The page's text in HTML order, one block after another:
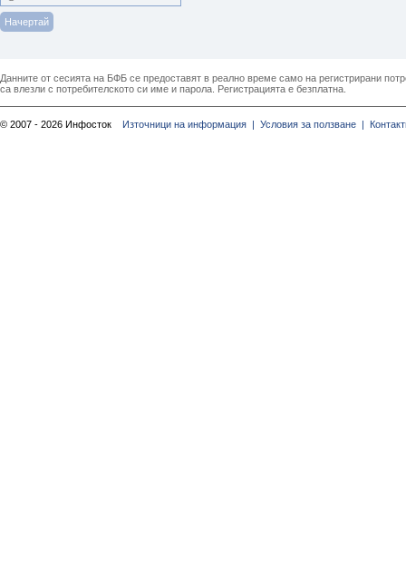
Данните от сесията на БФБ се предоставят в реално време само на регистрирани
са влезли с потребителското си име и парола. Регистрацията е безплатна.
© 2007 - 2026 Инфосток Източници на информация | Условия за ползване |